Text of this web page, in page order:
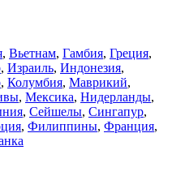
, Вьетнам, Гамбия, Греция,
, Израиль, Индонезия,
, Колумбия, Маврикий,
, Мексика, Нидерланды,
, Сейшелы, Сингапур,
, Филиппины, Франция,